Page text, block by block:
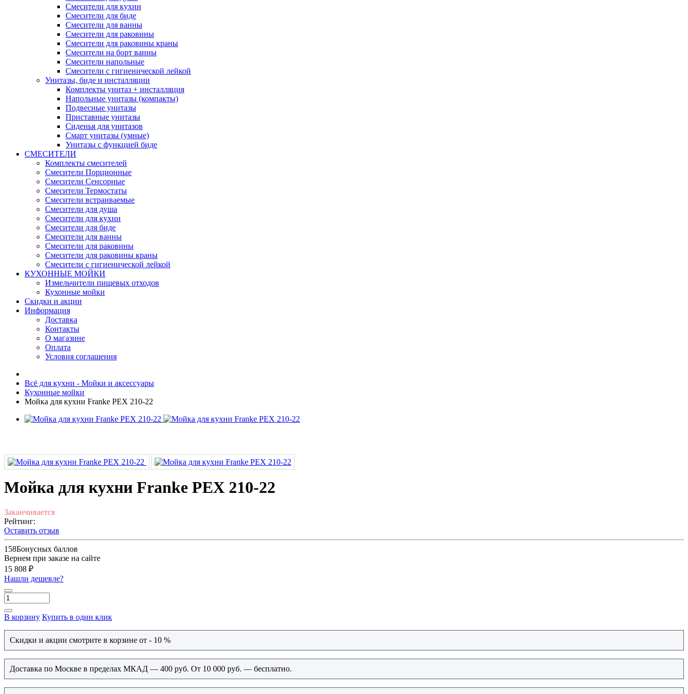
Смесители для кухни
Смесители для биде
Смесители для ванны
Смесители для раковины
Смесители для раковины краны
Смесители на борт ванны
Смесители напольные
Смесители с гигиенической лейкой
Унитазы, биде и инсталляции
Комплекты унитаз + инсталляция
Напольные унитазы (компакты)
Подвесные унитазы
Приставные унитазы
Сиденья для унитазов
Смарт унитазы (умные)
Унитазы с функцией биде
СМЕСИТЕЛИ
Комплекты смесителей
Смесители Порционные
Смесители Сенсорные
Смесители Термостаты
Смесители встраиваемые
Смесители для душа
Смесители для кухни
Смесители для биде
Смесители для ванны
Смесители для раковины
Смесители для раковины краны
Смесители с гигиенической лейкой
КУХОННЫЕ МОЙКИ
Измельчители пищевых отходов
Кухонные мойки
Скидки и акции
Информация
Доставка
Контакты
О магазине
Оплата
Условия соглашения
Всё для кухни - Мойки и аксессуары
Кухонные мойки
Мойка для кухни Franke PEX 210-22
Мойка для кухни Franke PEX 210-22
Заканчивается
Рейтинг:
Оставить отзыв
158Бонусных баллов
Вернем при заказе на сайте
15 808 ₽
Нашли дешевле?
В корзину Купить в один клик
Скидки и акции смотрите в корзине от - 10 %
Доставка по Москве в пределах МКАД — 400 руб. От 10 000 руб. — бесплатно.